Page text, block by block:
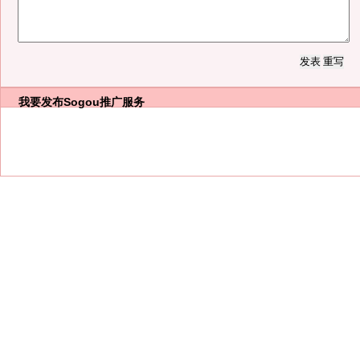
我要发布Sogou推广服务